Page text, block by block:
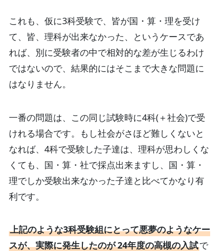
これも、仮に3科受験で、皆が国・算・理を受け
て、皆、理科が出来なかった、というケースであ
れば、別に受験者の中で相対的な差が生じるわけ
ではないので、結果的にはそこまで大きな問題に
はなりません。
一番の問題は、この同じ試験時に4科(＋社会)で受
けれる場合です。もし社会がさほど難しくないと
なれば、4科で受験した子達は、理科が思わしくな
くても、国・算・社で採点出来ますし、国・算・
理でしか受験出来なかった子達と比べてかなり有
利です。
上記のような3科受験組にとって悪夢のようなケー
スが、実際に発生したのが24年度の高槻の入試で